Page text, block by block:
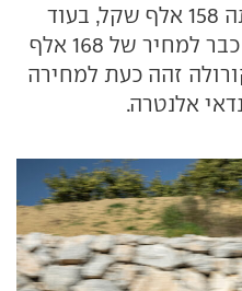
ב-4,000 שקל ותעלה מעתה 158 אלף שקל, בעוד
ה"לימיטד" הבכירה מגיעה כבר למחיר של 168 אלף
זהה כעת למחירה
אלנטרה.